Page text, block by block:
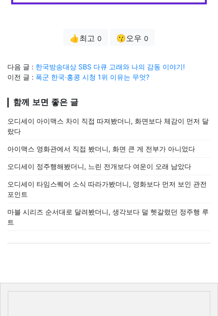
👍최고 0 😗오우 0
다음 글 : 한국방송대상 SBS 다큐 고래와 나의 감동 이야기!
이전 글 : 폭군 한국·홍콩 시청 1위 이유는 무엇?
함께 보면 좋은 글
오디세이 아이맥스 차이 직접 따져봤더니, 화면보다 체감이 먼저 달
랐다
아이맥스 영화관에서 직접 봤더니, 화면 큰 게 전부가 아니었다
오디세이 정주행해봤더니, 느린 전개보다 여운이 오래 남았다
오디세이 타임스퀘어 소식 따라가봤더니, 영화보다 먼저 보인 관전
포인트
마블 시리즈 순서대로 달려봤더니, 생각보다 덜 헷갈렸던 정주행 루
트